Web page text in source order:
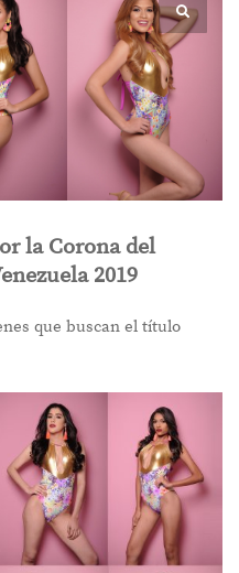
la Corona del
2019
que buscan el título